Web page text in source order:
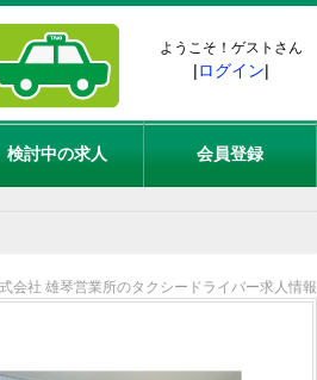
ようこそ！ゲストさん
|ログイン|
検討中の求人 会員登録
会社 雄琴営業所のタクシードライバー求人情報